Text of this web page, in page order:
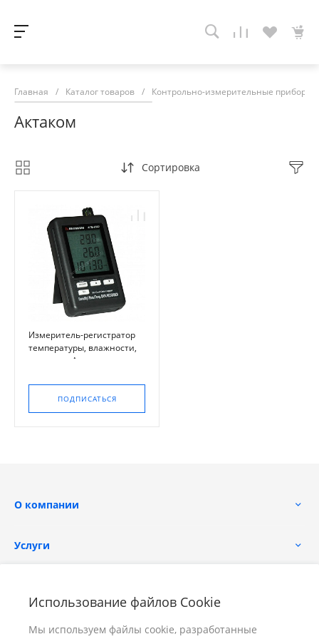
Использование файлов Cookie
Мы используем файлы cookie, разработанные
Главная / Каталог товаров / Контрольно-измерительные приборы
Актаком
Сортировка
Измеритель-регистратор
температуры, влажности,
давления Актаком
ПОДПИСАТЬСЯ
О компании
Услуги